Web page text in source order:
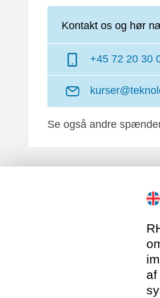
Kontakt os og hør
+45 72 20 30
Se også andre